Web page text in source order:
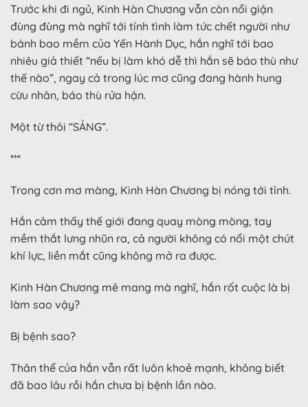
Trước khi đi ngủ, Kinh Hàn Chương vẫn còn nổi giận
đùng đùng mà nghĩ tới tính tình làm tức chết người như
bánh bao mềm của Yến Hành Dục, hắn nghĩ tới bao
nhiêu giả thiết “nếu bị làm khó dễ thì hắn sẽ báo thù như
thế nào”, ngay cả trong lúc mơ cũng đang hành hung
cừu nhân, báo thù rửa hận.
Một từ thôi “SẢNG”.
***
Trong cơn mơ màng, Kinh Hàn Chương bị nóng tới tỉnh.
Hắn cảm thấy thế giới đang quay mòng mòng, tay
mềm thắt lưng nhũn ra, cả người không có nổi một chút
khí lực, liền mắt cũng không mở ra được.
Kinh Hàn Chương mê mang mà nghĩ, hắn rốt cuộc là bị
làm sao vậy?
Bị bệnh sao?
Thân thể của hắn vẫn rất luôn khoẻ mạnh, không biết
đã bao lâu rồi hắn chưa bị bệnh lần nào.